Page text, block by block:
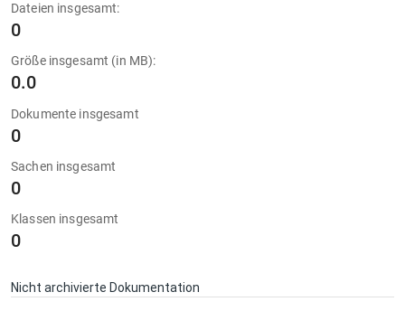
Dateien insgesamt:
0
Größe insgesamt (in MB):
0.0
Dokumente insgesamt
0
Sachen insgesamt
0
Klassen insgesamt
0
Nicht archivierte Dokumentation